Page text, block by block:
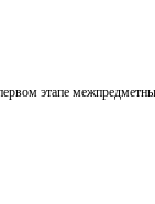
этапе